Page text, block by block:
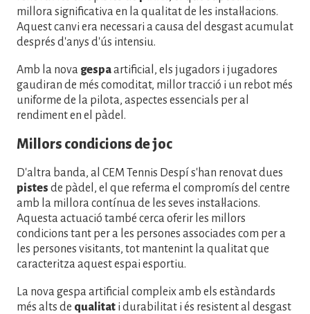
millora significativa en la qualitat de les instal·lacions.
Aquest canvi era necessari a causa del desgast acumulat
després d'anys d'ús intensiu.
Amb la nova gespaartificial, els jugadors i jugadores
gaudiran de més comoditat, millor tracció i un rebot més
uniforme de la pilota, aspectes essencials per al
rendiment en el pàdel.
Millors condicions de joc
D'altra banda, al CEM Tennis Despí s'han renovat dues
pistes de pàdel, el que referma el compromís del centre
amb la millora contínua de les seves instal·lacions.
Aquesta actuació també cerca oferir les millors
condicions tant per a les persones associades com per a
les persones visitants, tot mantenint la qualitat que
caracteritza aquest espai esportiu.
La nova gespa artificial compleix amb els estàndards
més alts de qualitat i durabilitat i és resistent al desgast